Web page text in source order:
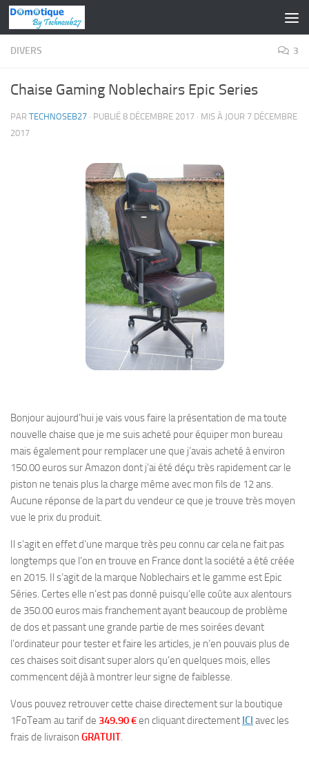
Skip to content
DIVERS 3
Chaise Gaming Noblechairs Epic Series
PAR TECHNOSEB27 · PUBLIÉ 8 DÉCEMBRE 2017 · MIS À JOUR 7 DÉCEMBRE
2017
Bonjour aujourd’hui je vais vous faire la présentation de ma toute
nouvelle chaise que je me suis acheté pour équiper mon bureau
mais également pour remplacer une que j’avais acheté à environ
150.00 euros sur Amazon dont j’ai été déçu très rapidement car le
piston ne tenais plus la charge même avec mon fils de 12 ans.
Aucune réponse de la part du vendeur ce que je trouve très moyen
vue le prix du produit.
Il s’agit en effet d’une marque très peu connu car cela ne fait pas
longtemps que l’on en trouve en France dont la société a été créée
en 2015. Il s’agit de la marque Noblechairs et le gamme est Epic
Séries. Certes elle n’est pas donné puisqu’elle coûte aux alentours
de 350.00 euros mais franchement ayant beaucoup de problème
de dos et passant une grande partie de mes soirées devant
l’ordinateur pour tester et faire les articles, je n’en pouvais plus de
ces chaises soit disant super alors qu’en quelques mois, elles
commencent déjà à montrer leur signe de faiblesse.
Vous pouvez retrouver cette chaise directement sur la boutique
1FoTeam au tarif de 349.90 €en cliquant directement ICI avec les
frais de livraison GRATUIT.